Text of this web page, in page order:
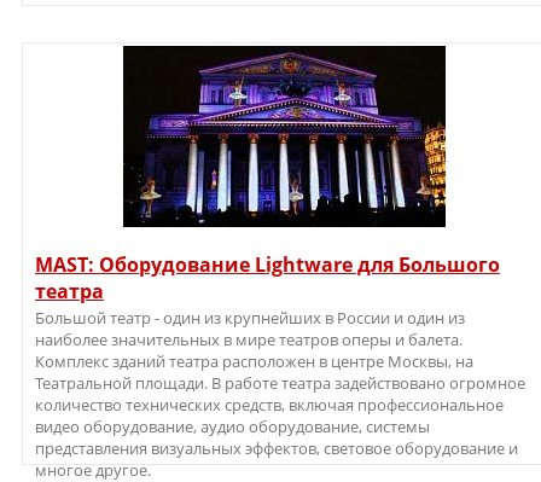
MAST: Оборудование Lightware для Большого
театра
Большой театр - один из крупнейших в России и один из
наиболее значительных в мире театров оперы и балета.
Комплекс зданий театра расположен в центре Москвы, на
Театральной площади. В работе театра задействовано огромное
количество технических средств, включая профессиональное
видео оборудование, аудио оборудование, системы
представления визуальных эффектов, световое оборудование и
многое другое.